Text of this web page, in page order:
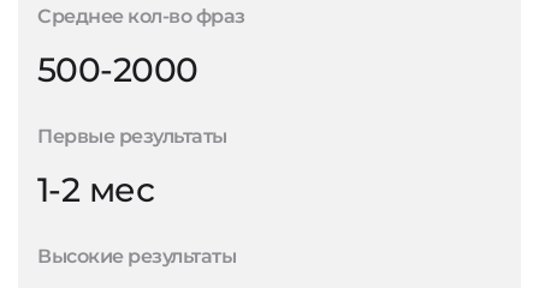
Среднее кол-во фраз
500-2000
Первые результаты
1-2 мес
Высокие результаты